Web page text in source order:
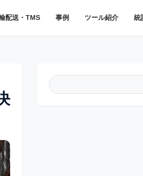
配送・TMS 事例 ツール紹介 統